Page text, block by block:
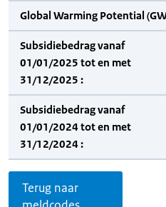
Global Warming Potential
Subsidiebedrag vanaf
01/01/2025 tot en met
31/12/2025 :
Subsidiebedrag vanaf
01/01/2024 tot en met
31/12/2024 :
Terug naar